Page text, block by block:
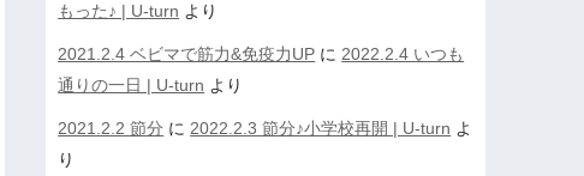
もった♪ | U-turn より
2021.2.4 ベビマで筋力&免疫力UP に 2022.2.4 いつも
通りの一日 | U-turn より
2021.2.2 節分 に 2022.2.3 節分♪小学校再開 | U-turn よ
り